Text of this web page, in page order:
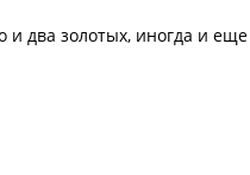
и два золотых, иногда и еще